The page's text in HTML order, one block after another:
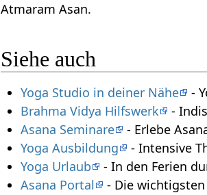
Atmaram Asan.
Siehe auch
Yoga Studio in deiner Nähe
-
Brahma Vidya Hilfswerk
-
Asana Seminare
- Erlebe
Yoga Ausbildung
- Intensive
Yoga Urlaub
- In den Ferien
Asana Portal
- Die